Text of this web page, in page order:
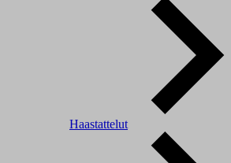
Haastattelut